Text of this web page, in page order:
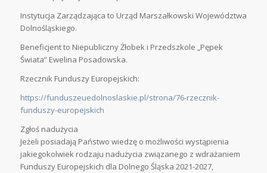
Instytucja Zarządzająca to Urząd Marszałkowski Województwa
Dolnośląskiego.
Beneficjent to Niepubliczny Żłobek i Przedszkole „Pępek
Świata” Ewelina Posadowska.
Rzecznik Funduszy Europejskich:
https://funduszeuedolnoslaskie.pl/strona/76-rzecznik-
funduszy-europejskich
Zgłoś nadużycia
Jeżeli posiadają Państwo wiedzę o możliwości wystąpienia
jakiegokolwiek rodzaju nadużycia związanego z wdrażaniem
Funduszy Europejskich dla Dolnego Śląska 2021-2027,